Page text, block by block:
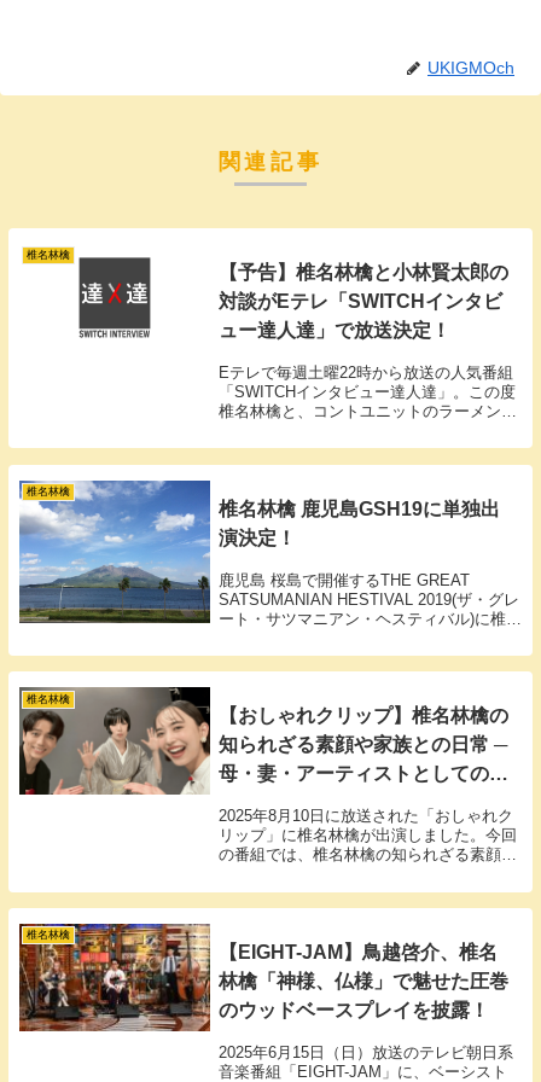
UKIGMOch
関連記事
椎名林檎
【予告】椎名林檎と小林賢太郎の
対談がEテレ「SWITCHインタビ
ュー達人達」で放送決定！
Eテレで毎週土曜22時から放送の人気番組
「SWITCHインタビュー達人達」。この度
椎名林檎と、コントユニットのラーメンズ
マー）の対談が実現しました。
椎名林檎
椎名林檎 鹿児島GSH19に単独出
演決定！
鹿児島 桜島で開催するTHE GREAT
SATSUMANIAN HESTIVAL 2019(ザ・グレ
ート・サツマニアン・ヘスティバル)に椎名
椎名林檎
【おしゃれクリップ】椎名林檎の
知られざる素顔や家族との日常 ─
母・妻・アーティストとしての新
たな魅力
2025年8月10日に放送された「おしゃれク
リップ」に椎名林檎が出演しました。今回
の番組では、椎名林檎の知られざる素顔や
寧に描かれました。3児の母としての葛藤
や、音楽活動と家庭を両立させる姿、さら
まで、普段はなかなか見られない一面に迫
る内容でした。
椎名林檎
【EIGHT-JAM】鳥越啓介、椎名
林檎「神様、仏様」で魅せた圧巻
のウッドベースプレイを披露！
2025年6月15日（日）放送のテレビ朝日系
音楽番組「EIGHT-JAM」に、ベーシスト